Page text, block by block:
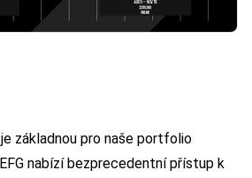
základnou pro naše portfolio
nabízí bezprecedentní přístup k